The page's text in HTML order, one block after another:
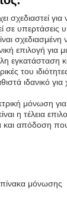
σχεδιαστεί
σε υπερτάσεις
σχεδιασμένη
επιλογή για
εγκατάσταση
του
ιδανικό
μόνωση
η τέλεια
και απόδοση
μόνωσης